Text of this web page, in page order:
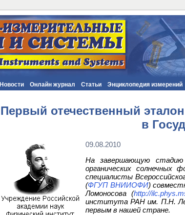
Новости Онлайн журнал Статьи Энциклопедия измерений
Первый отечественный
в
09.08.2010
На завершающую стадию
органических солнечных
специалисты
(ФГУП ВНИИОФИ)
Ломоносова (http://
института РАН им. П.Н.
первым в нашей стране.